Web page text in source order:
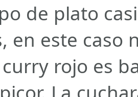
de plato
en este caso
rojo es